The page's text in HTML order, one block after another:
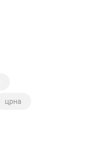
црна